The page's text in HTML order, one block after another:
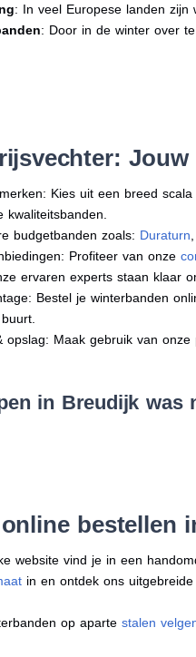
: In veel Europese landen zijn
: Door in de winter over
Kies uit een breed
budgetbanden zoals: Duraturn
Profiteer van onze
ervaren experts staan klaar
Bestel je winterbanden
opslag: Maak gebruik van
in Breudijk was
bestellen
website vind je in een
in en ontdek ons
op apartestalen